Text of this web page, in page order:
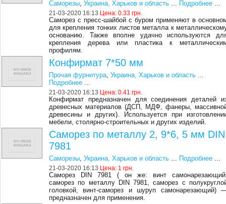
Саморезы,Украина, Харьков и область ... Подробнее ...
21-03-2020 16:13 Цена:0.33 грн.
Саморез с пресс-шайбой с буром применяют в
для крепления тонких листов металла к
основанию. Также вполне удачно используются
крепления дерева или пластика к
профилям.
Конфирмат 7*50 мм
Прочая фурнитура,Украина, Харьков и область ...
Подробнее ...
21-03-2020 16:13 Цена:0.41 грн.
Конфирмат предназначен для соединения деталей
древесных материалов (ДСП, МДФ, фанеры,
древесины и других). Используется при
мебели, столярно-строительных и других изделий.
Саморез по металлу 2, 9*6, 5 мм DIN
7981
Саморезы,Украина, Харьков и область ... Подробнее ...
21-03-2020 16:13 Цена: 1 грн.
Саморез DIN 7981 ( он же: винт
саморез по металлу DIN 7981, саморез с
головкой, винт-саморез и шуруп самонарезающий)
предназначен для применения.